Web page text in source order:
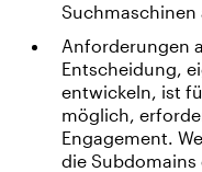
Suchmaschinen
Anforderungen
Entscheidung,
entwickeln, ist
möglich,
Engagement.
die Subdomains